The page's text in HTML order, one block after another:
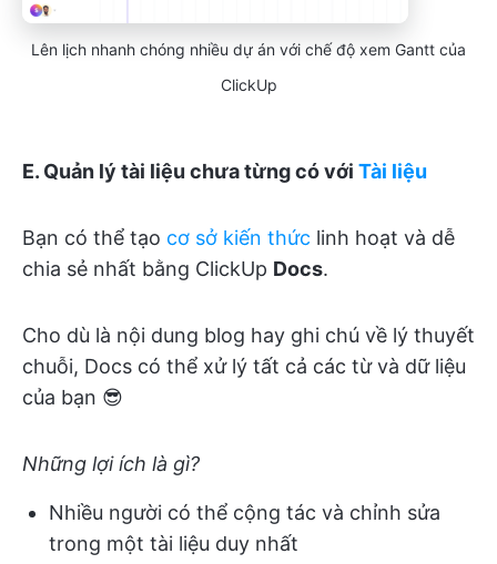
Lên lịch nhanh chóng nhiều dự án với chế độ xem Gantt của
ClickUp
E. Quản lý tài liệu chưa từng có với Tài liệu
Bạn có thể tạo cơ sở kiến thức linh hoạt và dễ
chia sẻ nhất bằng ClickUp Docs.
Cho dù là nội dung blog hay ghi chú về lý thuyết
chuỗi, Docs có thể xử lý tất cả các từ và dữ liệu
của bạn 😎
Những lợi ích là gì?
Nhiều người có thể cộng tác và chỉnh sửa
trong một tài liệu duy nhất